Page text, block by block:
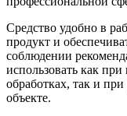
Средство удобно в
продукт и
соблюдении
использовать как
обработках, так и
объекте.